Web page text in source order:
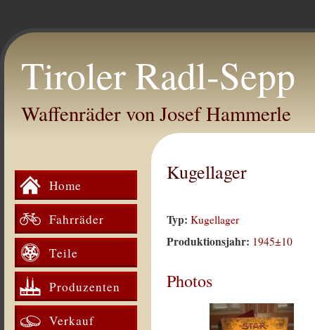
Tiroler Radl-Sepp
Waffenräder von Josef Hammerle
Home
Fahrräder
Teile
Produzenten
Verkauf
Kugellager
Typ:Kugellager
Produktionsjahr: 1945±10
Photos